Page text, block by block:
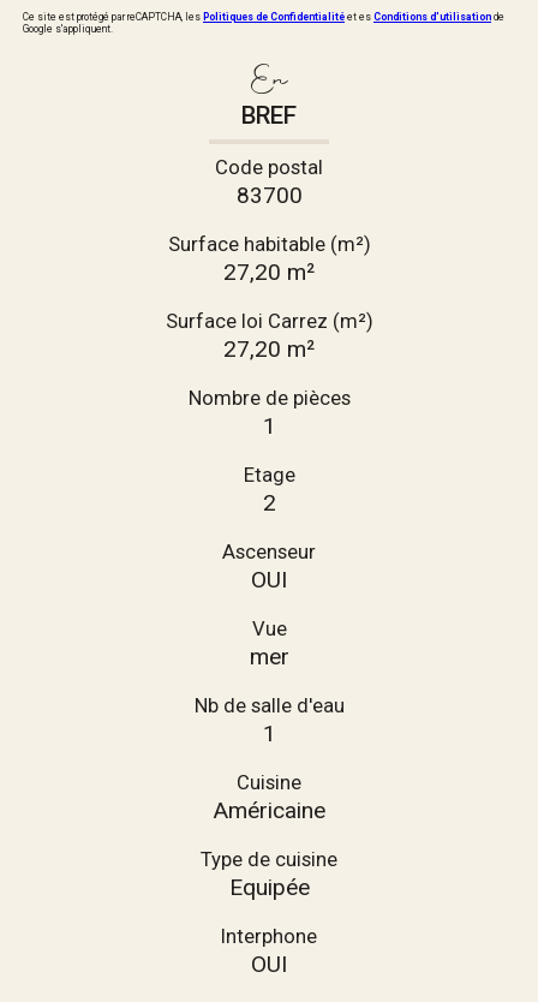
Ce site est protégé par reCAPTCHA, les Politiques de Confidentialité et es Conditions d'utilisation de
Google s'appliquent.
En
BREF
Code postal
83700
Surface habitable (m²)
27,20 m²
Surface loi Carrez (m²)
27,20 m²
Nombre de pièces
1
Etage
2
Ascenseur
OUI
Vue
mer
Nb de salle d'eau
1
Cuisine
Américaine
Type de cuisine
Equipée
Interphone
OUI